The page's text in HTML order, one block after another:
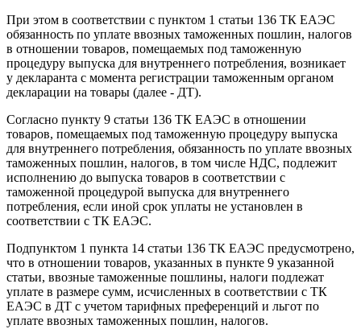
При этом в соответствии с пунктом 1 статьи 136 ТК ЕАЭС
обязанность по уплате ввозных таможенных пошлин, налогов
в отношении товаров, помещаемых под таможенную
процедуру выпуска для внутреннего потребления, возникает
у декларанта с момента регистрации таможенным органом
декларации на товары (далее - ДТ).
Согласно пункту 9 статьи 136 ТК ЕАЭС в отношении
товаров, помещаемых под таможенную процедуру выпуска
для внутреннего потребления, обязанность по уплате ввозных
таможенных пошлин, налогов, в том числе НДС, подлежит
исполнению до выпуска товаров в соответствии с
таможенной процедурой выпуска для внутреннего
потребления, если иной срок уплаты не установлен в
соответствии с ТК ЕАЭС.
Подпунктом 1 пункта 14 статьи 136 ТК ЕАЭС предусмотрено,
что в отношении товаров, указанных в пункте 9 указанной
статьи, ввозные таможенные пошлины, налоги подлежат
уплате в размере сумм, исчисленных в соответствии с ТК
ЕАЭС в ДТ с учетом тарифных преференций и льгот по
уплате ввозных таможенных пошлин, налогов.